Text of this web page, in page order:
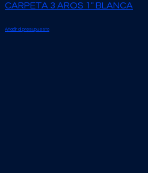
CARPETA 3 AROS 1″ BLANCA
Añadir al presupuesto